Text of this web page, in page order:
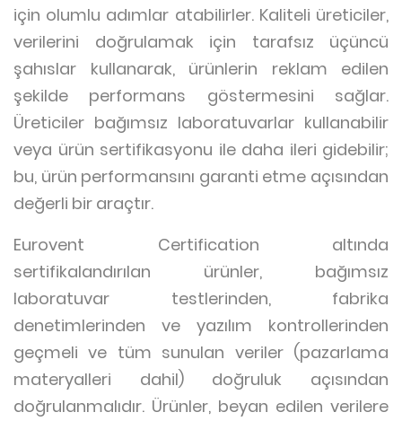
için olumlu adımlar atabilirler. Kaliteli üreticiler,
verilerini doğrulamak için tarafsız üçüncü
şahıslar kullanarak, ürünlerin reklam edilen
şekilde performans göstermesini sağlar.
Üreticiler bağımsız laboratuvarlar kullanabilir
veya ürün sertifikasyonu ile daha ileri gidebilir;
bu, ürün performansını garanti etme açısından
değerli bir araçtır.
Eurovent Certification altında
sertifikalandırılan ürünler, bağımsız
laboratuvar testlerinden, fabrika
denetimlerinden ve yazılım kontrollerinden
geçmeli ve tüm sunulan veriler (pazarlama
materyalleri dahil) doğruluk açısından
doğrulanmalıdır. Ürünler, beyan edilen verilere